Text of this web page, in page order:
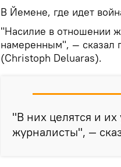
В Йемене, где идет
"Насилие в отношении
намеренным", — сказал
(Christoph Deluaras).
"В них целятся и их
журналисты", —